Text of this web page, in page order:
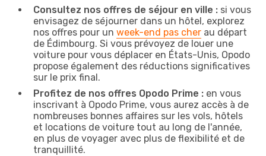
Consultez nos offres de séjour en ville : si vous
envisagez de séjourner dans un hôtel, explorez
nos offres pour un week-end pas cher au départ
de Édimbourg. Si vous prévoyez de louer une
voiture pour vous déplacer en États-Unis, Opodo
propose également des réductions significatives
sur le prix final.
Profitez de nos offres Opodo Prime : en vous
inscrivant à Opodo Prime, vous aurez accès à de
nombreuses bonnes affaires sur les vols, hôtels
et locations de voiture tout au long de l'année,
en plus de voyager avec plus de flexibilité et de
tranquillité.